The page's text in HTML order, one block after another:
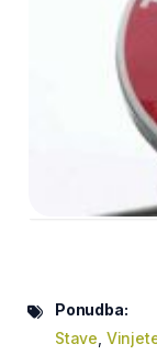
Ponudba:
Stave